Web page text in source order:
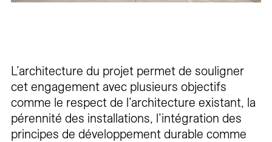
L’architecture du projet permet de souligner
cet engagement avec plusieurs objectifs
comme le respect de l’architecture existant, la
pérennité des installations, l’intégration des
principes de développement durable comme